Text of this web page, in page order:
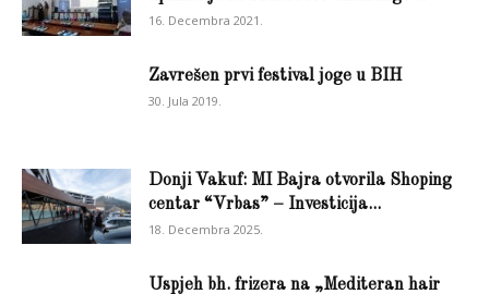
16. Decembra 2021.
Zavrešen prvi festival joge u BIH
30. Jula 2019.
Donji Vakuf: MI Bajra otvorila Shoping
centar “Vrbas” – Investicija...
18. Decembra 2025.
Uspjeh bh. frizera na „Mediteran hair